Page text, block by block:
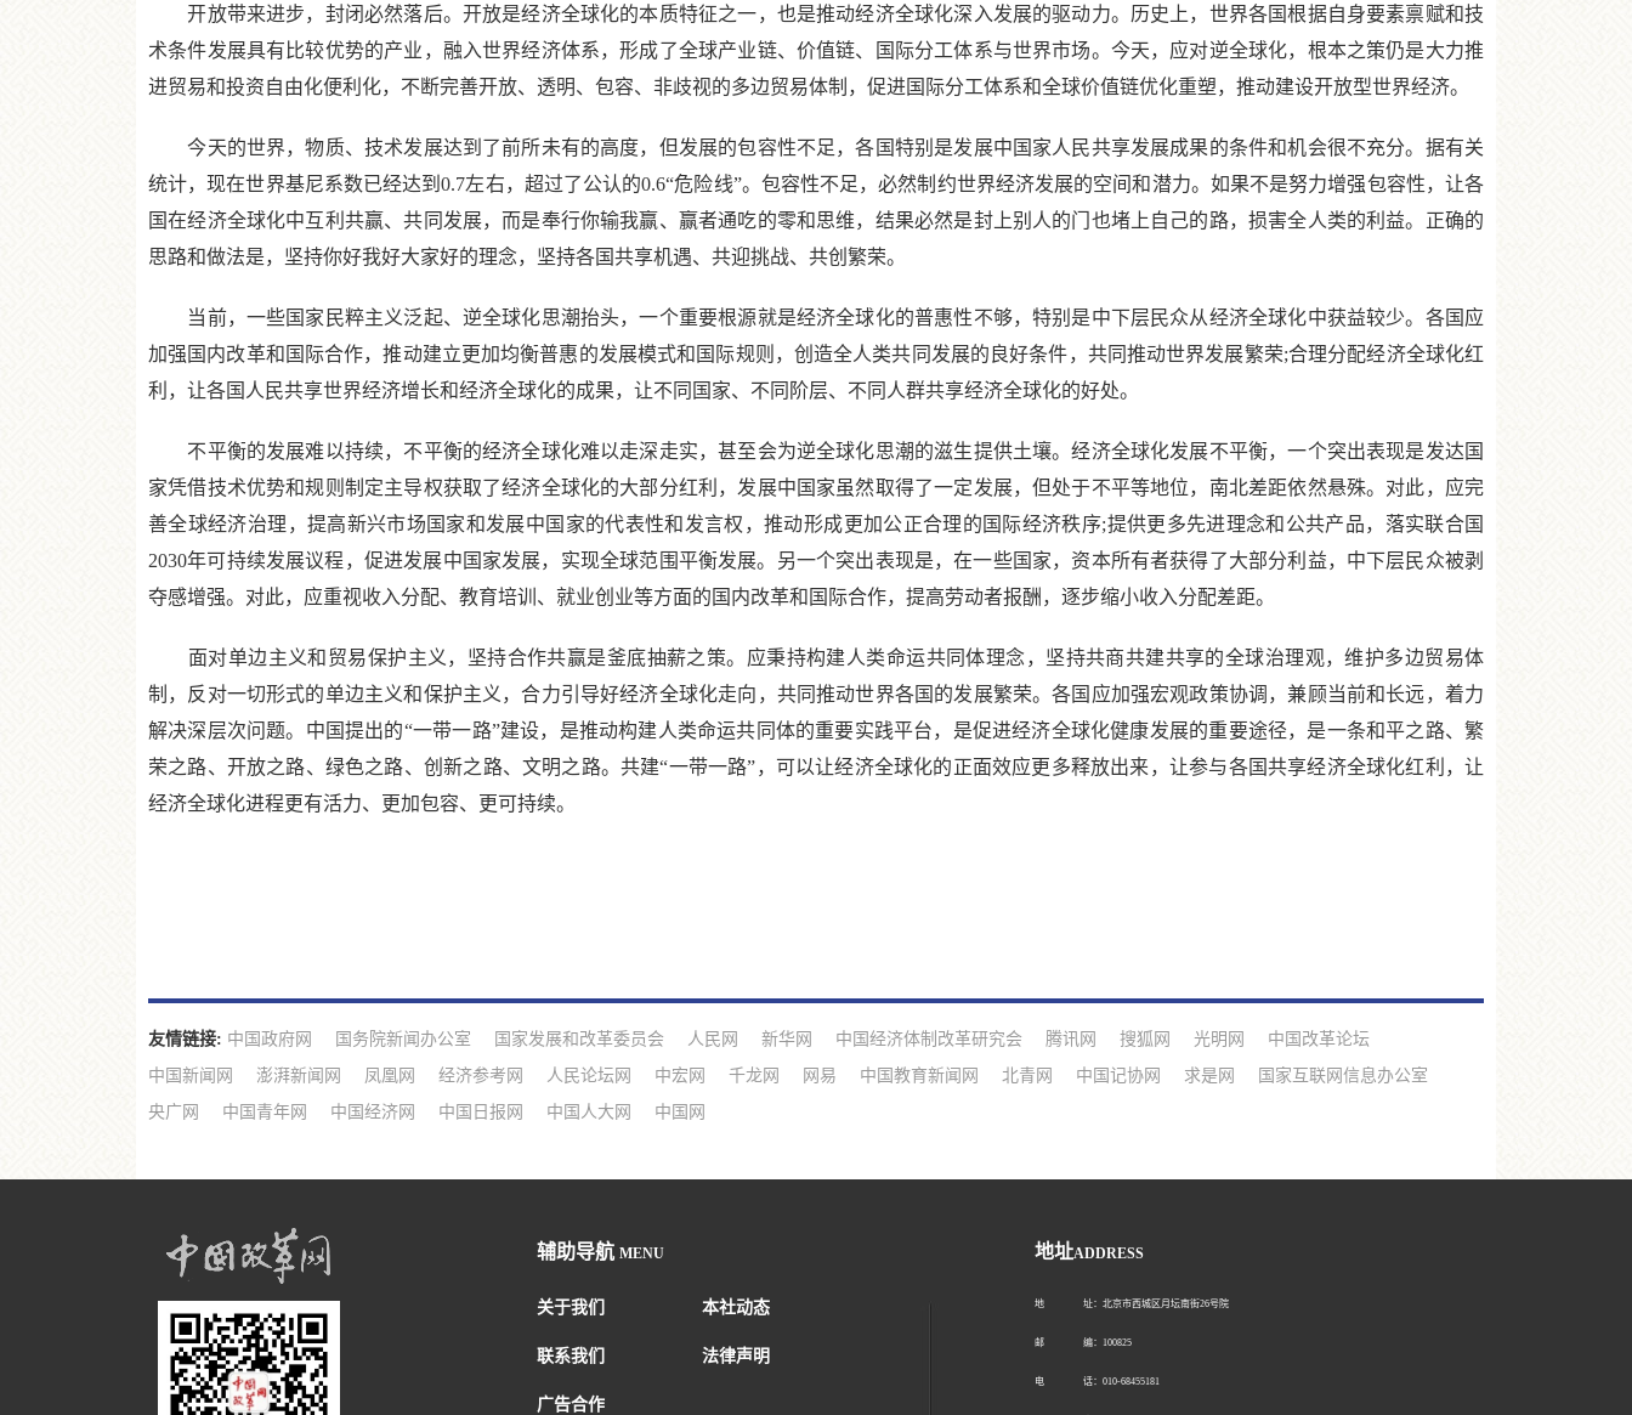
开放带来进步，封闭必然落后。开放是经济全球化的本质特征之一，也是推动经济全球化深入发展的驱动力。历史上，世界各国根据自身要素禀赋和技
术条件发展具有比较优势的产业，融入世界经济体系，形成了全球产业链、价值链、国际分工体系与世界市场。今天，应对逆全球化，根本之策仍是大力推
进贸易和投资自由化便利化，不断完善开放、透明、包容、非歧视的多边贸易体制，促进国际分工体系和全球价值链优化重塑，推动建设开放型世界经济。
今天的世界，物质、技术发展达到了前所未有的高度，但发展的包容性不足，各国特别是发展中国家人民共享发展成果的条件和机会很不充分。据有关
统计，现在世界基尼系数已经达到0.7左右，超过了公认的0.6“危险线”。包容性不足，必然制约世界经济发展的空间和潜力。如果不是努力增强包容性，让各
国在经济全球化中互利共赢、共同发展，而是奉行你输我赢、赢者通吃的零和思维，结果必然是封上别人的门也堵上自己的路，损害全人类的利益。正确的
思路和做法是，坚持你好我好大家好的理念，坚持各国共享机遇、共迎挑战、共创繁荣。
当前，一些国家民粹主义泛起、逆全球化思潮抬头，一个重要根源就是经济全球化的普惠性不够，特别是中下层民众从经济全球化中获益较少。各国应
加强国内改革和国际合作，推动建立更加均衡普惠的发展模式和国际规则，创造全人类共同发展的良好条件，共同推动世界发展繁荣;合理分配经济全球化红
利，让各国人民共享世界经济增长和经济全球化的成果，让不同国家、不同阶层、不同人群共享经济全球化的好处。
不平衡的发展难以持续，不平衡的经济全球化难以走深走实，甚至会为逆全球化思潮的滋生提供土壤。经济全球化发展不平衡，一个突出表现是发达国
家凭借技术优势和规则制定主导权获取了经济全球化的大部分红利，发展中国家虽然取得了一定发展，但处于不平等地位，南北差距依然悬殊。对此，应完
善全球经济治理，提高新兴市场国家和发展中国家的代表性和发言权，推动形成更加公正合理的国际经济秩序;提供更多先进理念和公共产品，落实联合国
2030年可持续发展议程，促进发展中国家发展，实现全球范围平衡发展。另一个突出表现是，在一些国家，资本所有者获得了大部分利益，中下层民众被剥
夺感增强。对此，应重视收入分配、教育培训、就业创业等方面的国内改革和国际合作，提高劳动者报酬，逐步缩小收入分配差距。
面对单边主义和贸易保护主义，坚持合作共赢是釜底抽薪之策。应秉持构建人类命运共同体理念，坚持共商共建共享的全球治理观，维护多边贸易体
制，反对一切形式的单边主义和保护主义，合力引导好经济全球化走向，共同推动世界各国的发展繁荣。各国应加强宏观政策协调，兼顾当前和长远，着力
解决深层次问题。中国提出的“一带一路”建设，是推动构建人类命运共同体的重要实践平台，是促进经济全球化健康发展的重要途径，是一条和平之路、繁
荣之路、开放之路、绿色之路、创新之路、文明之路。共建“一带一路”，可以让经济全球化的正面效应更多释放出来，让参与各国共享经济全球化红利，让
经济全球化进程更有活力、更加包容、更可持续。
友情链接: 中国政府网 国务院新闻办公室 国家发展和改革委员会 人民网 新华网 中国经济体制改革研究会 腾讯网 搜狐网 光明网
中国改革论坛
中国新闻网
澎湃新闻网 凤凰网 经济参考网 人民论坛网 中宏网 千龙网 网易 中国教育新闻网 北青网 中国记协网 求是网
国家互联网信息办公室
央广网
中国青年网 中国经济网 中国日报网 中国人大网 中国网
辅助导航 MENU
关于我们 本社动态
联系我们 法律声明
广告合作
地址ADDRESS
地 址：北京市西城区月坛南街26号院
邮 编：100825
电 话：010-68455181